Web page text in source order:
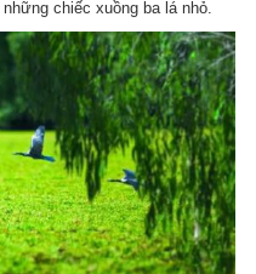
chiếc xuồng ba lá nhỏ.